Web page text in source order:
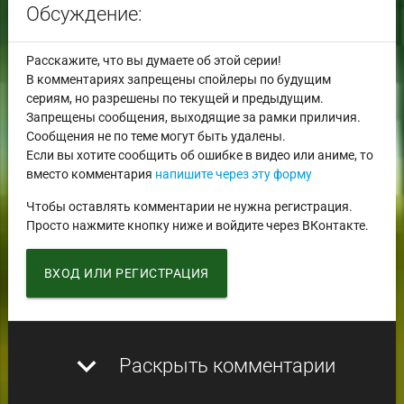
Обсуждение:
Расскажите, что вы думаете об этой серии!
В комментариях запрещены спойлеры по будущим
сериям, но разрешены по текущей и предыдущим.
Запрещены сообщения, выходящие за рамки приличия.
Сообщения не по теме могут быть удалены.
Если вы хотите сообщить об ошибке в видео или аниме, то
вместо комментария напишите через эту форму
Чтобы оставлять комментарии не нужна регистрация.
Просто нажмите кнопку ниже и войдите через ВКонтакте.
ВХОД ИЛИ РЕГИСТРАЦИЯ
expand_more Раскрыть комментарии